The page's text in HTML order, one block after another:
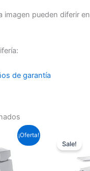
imagen pueden diferir
¡Oferta!
precio
€.
Sale!